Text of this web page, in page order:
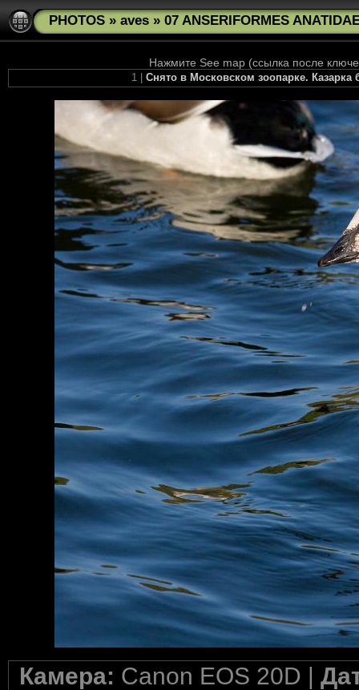
PHOTOS » aves » 07 ANSERIFORMES
Нажмите See map (ссылка после
1 | Снято в Московском зоопарке.
Камера: Canon EOS 20D |